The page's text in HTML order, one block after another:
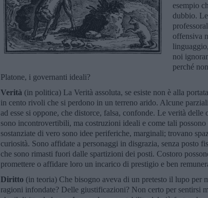
esempio
dubbio.
offensiva
noi
perché
Platone, i governanti ideali?
Verità (in politica) La Verità assoluta, se esiste non è alla
in cento rivoli che si perdono in un terreno arido. Alcune
ad esse si oppone, che distorce, falsa, confonde. Le verità
sono incontrovertibili, ma costruzioni ideali e come tali
sostanziate di vero sono idee periferiche, marginali; trovano
curiosità. Sono affidate a personaggi in disgrazia, senza posto
che sono rimasti fuori dalle spartizioni dei posti. Costoro
promettere o affidare loro un incarico di prestigio e ben
Diritto (in teoria) Che bisogno aveva di un pretesto il lupo per
ragioni infondate? Delle giustificazioni? Non certo per sentirsi